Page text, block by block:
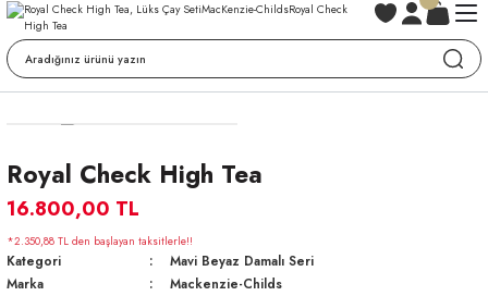
Royal Check High Tea
16.800,00 TL
*2.350,88 TL den başlayan taksitlerle!!
Kategori
Mavi Beyaz Damalı Seri
Marka
Mackenzie-Childs